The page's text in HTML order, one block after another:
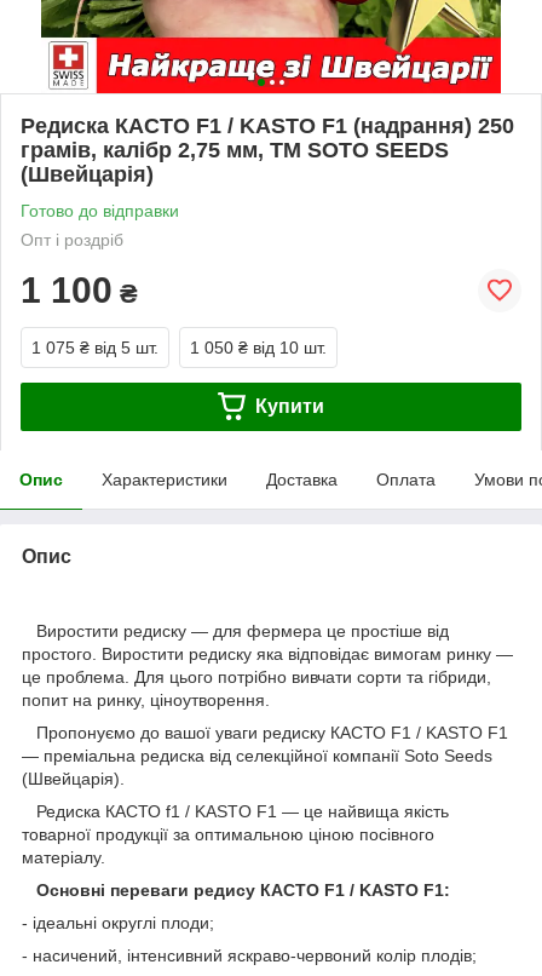
Редиска КАСТО F1 / KASTO F1 (надрання) 250
грамів, калібр 2,75 мм, ТМ SOTO SEEDS
(Швейцарія)
Готово до відправки
Опт і роздріб
1 100 ₴
1 075 ₴ від 5 шт. 1 050 ₴ від 10 шт.
Купити
Опис Характеристики Доставка Оплата Умови
Опис
Виростити редиску — для фермера це простіше від
простого. Виростити редиску яка відповідає вимогам ринку —
це проблема. Для цього потрібно вивчати сорти та гібриди,
попит на ринку, ціноутворення.
Пропонуємо до вашої уваги редиску КАСТО F1 / KASTO F1
— преміальна редиска від селекційної компанії Soto Seeds
(Швейцарія).
Редиска КАСТО f1 / KASTO F1 — це найвища якість
товарної продукції за оптимальною ціною посівного
матеріалу.
Основні переваги редису КАСТО F1 / KASTO F1:
- ідеальні округлі плоди;
- насичений, інтенсивний яскраво-червоний колір плодів;